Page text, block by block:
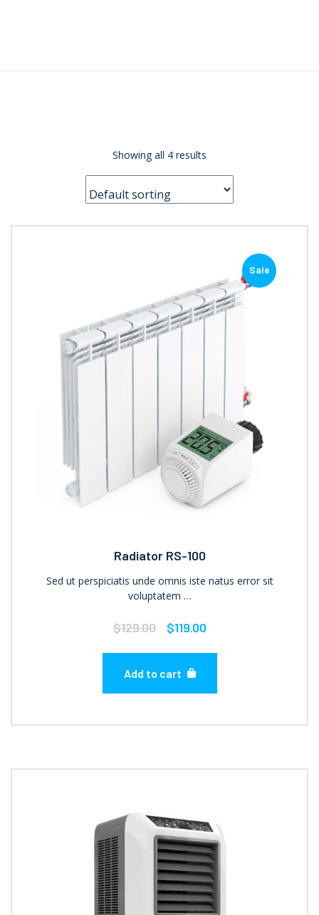
Showing all 4 results
Sale
Radiator RS-100
Sed ut perspiciatis unde omnis iste natus error sit
voluptatem …
$129.00 $119.00
Add to cart